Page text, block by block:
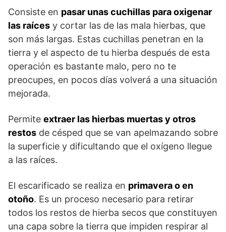
Consiste en pasar unas cuchillas para oxigenar
las raíces y cortar las de las mala hierbas, que
son más largas. Estas cuchillas penetran en la
tierra y el aspecto de tu hierba después de esta
operación es bastante malo, pero no te
preocupes, en pocos días volverá a una situación
mejorada.
Permite extraer las hierbas muertas y otros
restos de césped que se van apelmazando sobre
la superficie y dificultando que el oxígeno llegue
a las raíces.
El escarificado se realiza en primavera o en
otoño. Es un proceso necesario para retirar
todos los restos de hierba secos que constituyen
una capa sobre la tierra que impiden respirar al